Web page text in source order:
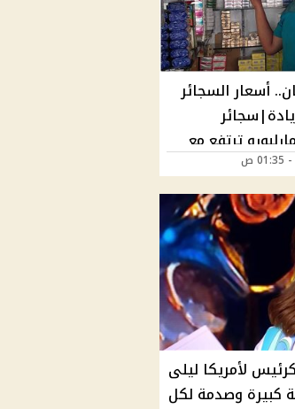
أسعار السجائر
ترتفع مع
كام؟)
لأمريكا ليلى
كبيرة وصدمة لكل